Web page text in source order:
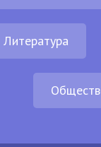
Литература